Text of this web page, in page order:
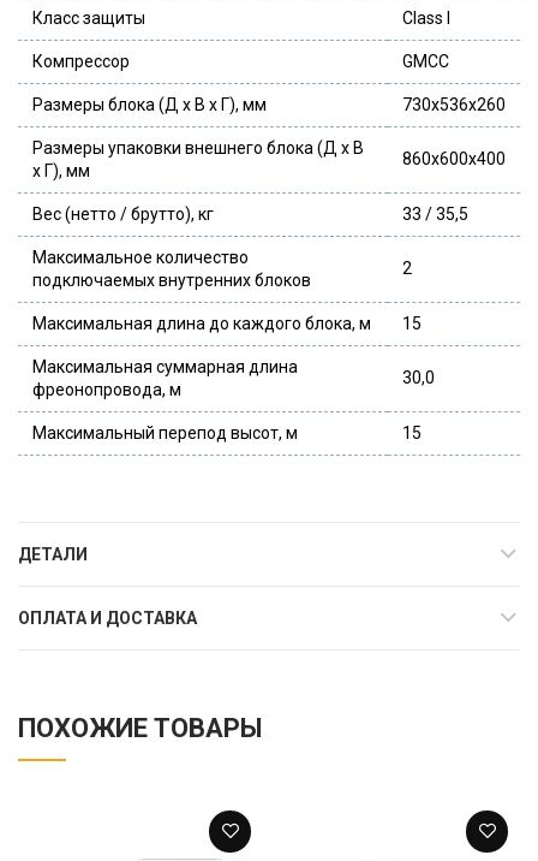
Класс защиты Class I
Компрессор GMCC
Размеры блока (Д x В x Г), мм 730x536x260
Размеры упаковки внешнего блока (Д x В
x Г), мм
860x600x400
Вес (нетто / брутто), кг 33 / 35,5
Максимальное количество
подключаемых внутренних блоков
2
Максимальная длина до каждого блока, м 15
Максимальная суммарная длина
фреонопровода, м
30,0
Максимальный перепод высот, м 15
ДЕТАЛИ
ОПЛАТА И ДОСТАВКА
ПОХОЖИЕ ТОВАРЫ